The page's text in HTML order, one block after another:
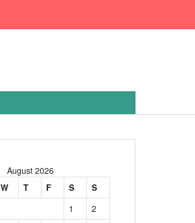
August 2026
W T F S
S
1
2